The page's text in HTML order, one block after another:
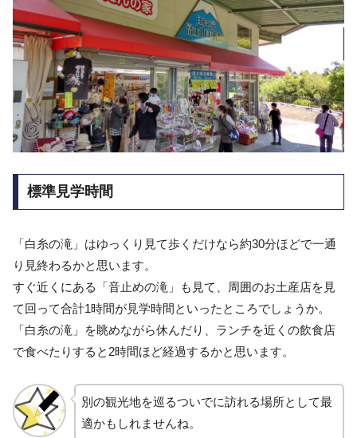
標準見学時間
「白糸の滝」はゆっくり見て歩くだけなら約30分ほどで一通
り見終わるかと思います。
すぐ近くにある「音止めの滝」も見て、周囲のお土産店を見
て回って合計1時間が見学時間といったところでしょうか。
「白糸の滝」を眺めながら休んだり、ランチを近くの飲食店
で食べたりすると2時間ほど経過するかと思います。
別の観光地を巡るついでに訪れる場所として最
適かもしれませんね。